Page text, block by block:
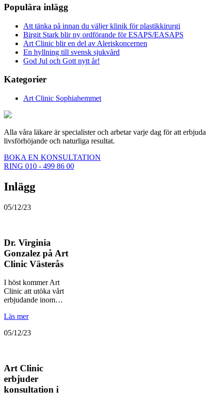
Populära inlägg
Att tänka på innan du väljer klinik för plastikkirurgi
Birgit Stark blir ny ordförande för ESAPS/EASAPS
Art Clinic blir en del av Aleriskoncernen
En hyllning till svensk sjukvård
God Jul och Gott nytt år!
Kategorier
Art Clinic Sophiahemmet
Alla våra läkare är specialister och arbetar varje dag för att erbjuda
livsförhöjande och naturliga resultat.
BOKA EN KONSULTATION
RING 010 - 499 86 00
Inlägg
05/12/23
Dr. Virginia
Gonzalez på Art
Clinic Västerås
I höst kommer Art
Clinic att utöka vårt
erbjudande inom…
Läs mer
05/12/23
Art Clinic
erbjuder
konsultation i